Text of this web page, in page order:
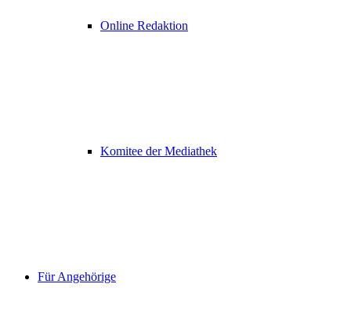
Online Redaktion
Komitee der Mediathek
Für Angehörige